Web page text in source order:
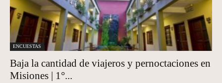
ENCUESTAS
Baja la cantidad de viajeros y pernoctaciones en
Misiones | 1°...